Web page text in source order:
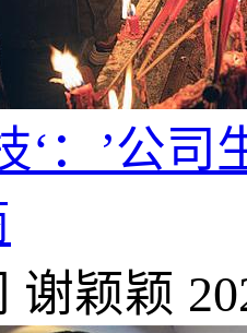
‘：’公
谢颖颖